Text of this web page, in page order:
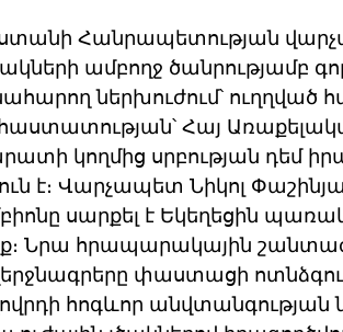
Հանրապետության
ամբողջ ծանրությամբ
ներխուժում՝ ուղղված
Հայ
կողմից սրբության դեմ
է։ Վարչապետ Նիկոլ
սարքել է Եկեղեցին
Նրա հրապարակային
փաստացի
հոգևոր անվտանգության